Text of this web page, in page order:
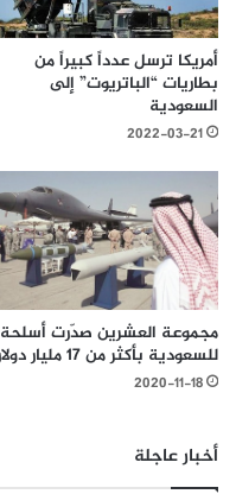
أمريكا ترسل عدداً كبيراً من
بطاريات “الباتريوت” إلى
السعودية
2022-03-21
مجموعة العشرين صدّرت أسلحة
للسعودية بأكثر من 17 مليار دولار
2020-11-18
أخبار عاجلة